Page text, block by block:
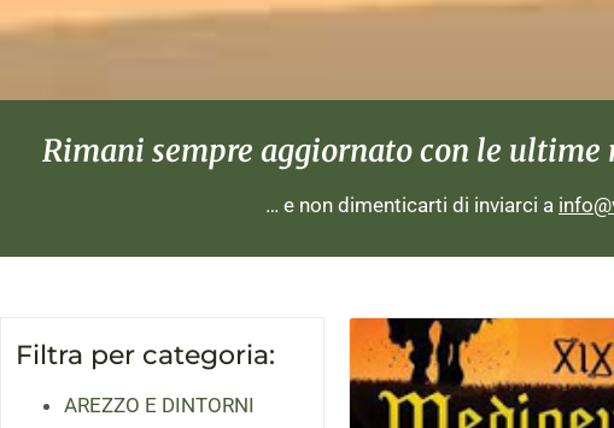
Rimani sempre aggiornato con le ultime
… e non dimenticarti di inviarci a
Filtra per categoria:
AREZZO E DINTORNI